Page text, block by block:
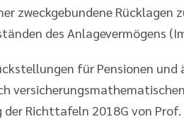
zweckgebundene
des Anlagevermögens
für Pensionen
Richttafeln 2018G von